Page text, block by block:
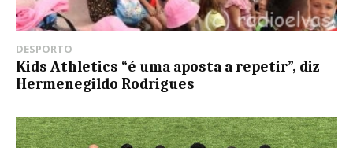
DESPORTO
Kids Athletics “é uma aposta a repetir”, diz
Hermenegildo Rodrigues